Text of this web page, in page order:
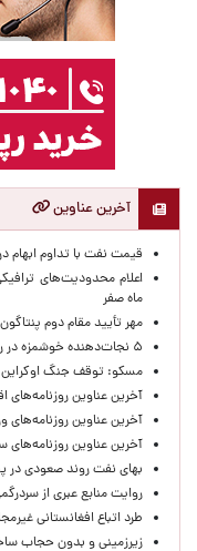
آخرین عناوین
قیمت نفت با تداوم ابهام
اعلام محدودیت‌های
ماه صفر
مهر تأیید مقام دوم
۵ نجات‌دهنده خوشمزه در روزهای گرم/ اینفوگرافی
مسکو: توقف جنگ
آخرین عناوین روزنامه‌های
آخرین عناوین روزنامه‌های
آخرین عناوین روزنامه‌های
بهای نفت روند صعودی
روایت منابع عبری از
طرد اتباع افغانستانی
زیرزمینی و بدون حجاب